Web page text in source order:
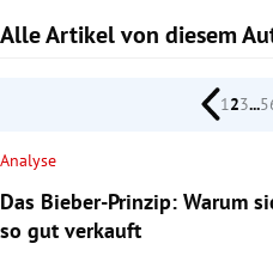
Untermenü
Untermenü
Alle Artikel von diesem
1 23...
Analyse
Das Bieber-Prinzip: Warum
so gut verkauft